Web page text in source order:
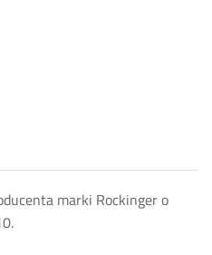
marki Rockinger o